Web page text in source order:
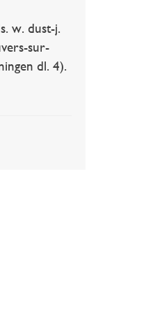
w. dust-j.
sur-
dl. 4).